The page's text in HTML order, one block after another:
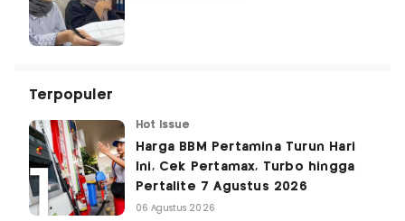
Terpopuler
Hot Issue
Harga BBM Pertamina Turun Hari
Ini, Cek Pertamax, Turbo hingga
Pertalite 7 Agustus 2026
06 Agustus 2026